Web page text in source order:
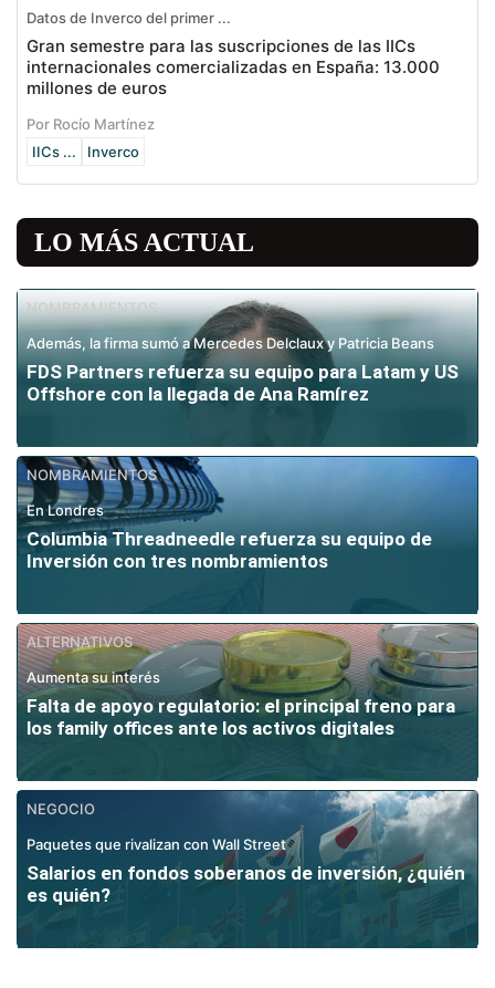
Datos de Inverco del primer ...
Gran semestre para las suscripciones de las IICs
internacionales comercializadas en España: 13.000
millones de euros
Por Rocío Martínez
IICs ...
Inverco
LO MÁS ACTUAL
NOMBRAMIENTOS
Además, la firma sumó a Mercedes Delclaux y Patricia Beans
FDS Partners refuerza su equipo para Latam y US
Offshore con la llegada de Ana Ramírez
NOMBRAMIENTOS
En Londres
Columbia Threadneedle refuerza su equipo de
Inversión con tres nombramientos
ALTERNATIVOS
Aumenta su interés
Falta de apoyo regulatorio: el principal freno para
los family offices ante los activos digitales
NEGOCIO
Paquetes que rivalizan con Wall Street
Salarios en fondos soberanos de inversión, ¿quién
es quién?